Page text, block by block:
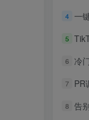
4 一键
5
6 冷
7 PR调
8 告别